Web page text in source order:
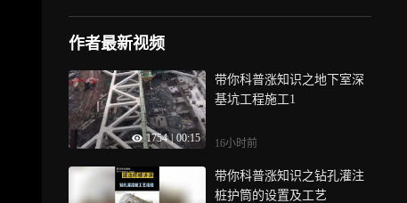
作者最新视频
1754 | 00:15
带你科普涨知识之地下室深
基坑工程施工1
16小时前
带你科普涨知识之钻孔灌注
桩护筒的设置及工艺